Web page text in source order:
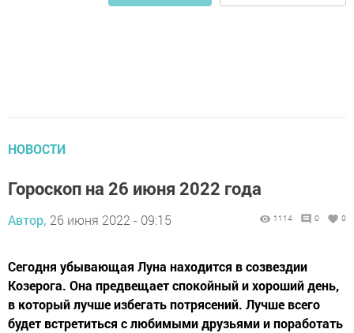
НОВОСТИ
Гороскоп на 26 июня 2022 года
Автор, 26 июня 2022 - 09:15 1114 0 0
Сегодня убывающая Луна находится в созвездии
Козерога. Она предвещает спокойный и хороший день,
в который лучше избегать потрясений. Лучше всего
будет встретиться с любимыми друзьями и поработать